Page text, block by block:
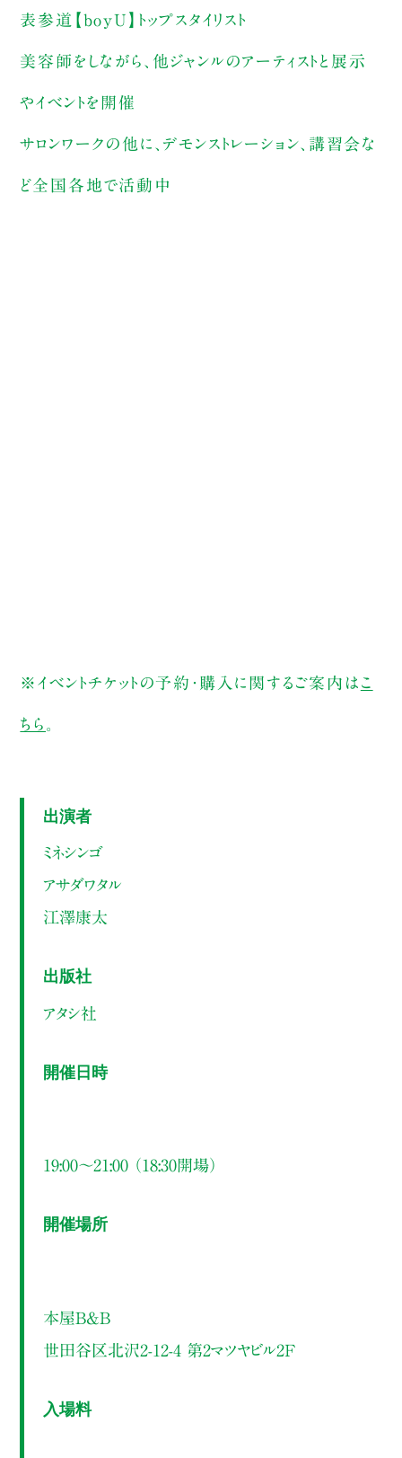
表参道【boyU】トップスタイリスト
美容師をしながら、他ジャンルのアーティストと展示
やイベントを開催
サロンワークの他に、デモンストレーション、講習会な
ど全国各地で活動中
※イベントチケットの予約・購入に関するご案内は こ
ちら
出演者
ミネシンゴ
アサダワタル
江澤康太
出版社
アタシ社
開催日時
19:00～21:00 （18:30開場）
開催場所
本屋B&B
世田谷区北沢2-12-4 第2マツヤビル2F
入場料